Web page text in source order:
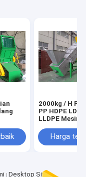
2000kg / H
PP HDPE LDPE
LLDPE Mesin
Harga
Desktop Site